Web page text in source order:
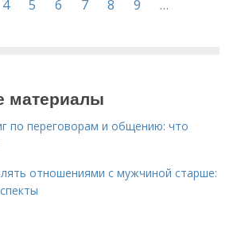
4 5 6 7 8 9 …
материалы
по переговорам и общению: что
отношениями с мужчиной старше: